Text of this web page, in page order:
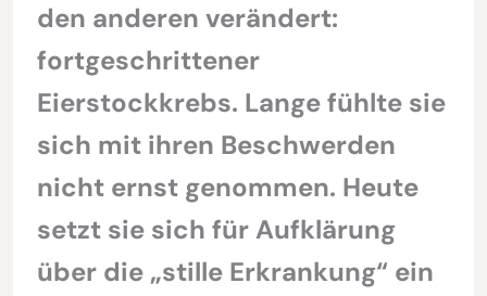
den anderen verändert:
fortgeschrittener
Eierstockkrebs. Lange fühlte sie
sich mit ihren Beschwerden
nicht ernst genommen. Heute
setzt sie sich für Aufklärung
über die „stille Erkrankung“ ein